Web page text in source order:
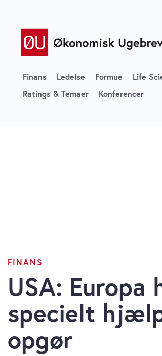
Finans Ledelse Formue Life
Ratings & Temaer
Konferencer
FINANS
USA:
specielt
opgør